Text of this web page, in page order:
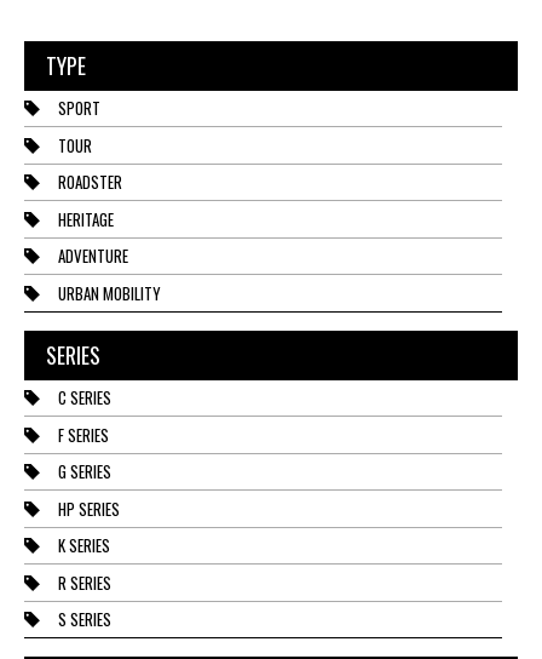
TYPE
SPORT
TOUR
ROADSTER
HERITAGE
ADVENTURE
URBAN MOBILITY
SERIES
C SERIES
F SERIES
G SERIES
HP SERIES
K SERIES
R SERIES
S SERIES